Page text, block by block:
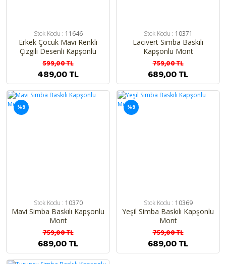
Stok Kodu : 11646
Erkek Çocuk Mavi Renkli
Çizgili Desenli Kapşonlu
Şişme Mont
599,00 TL
489,00 TL
Stok Kodu : 10371
Lacivert Simba Baskılı
Kapşonlu Mont
759,00 TL
689,00 TL
%9
Stok Kodu : 10370
Mavi Simba Baskılı Kapşonlu
Mont
759,00 TL
689,00 TL
%9
Stok Kodu : 10369
Yeşil Simba Baskılı Kapşonlu
Mont
759,00 TL
689,00 TL